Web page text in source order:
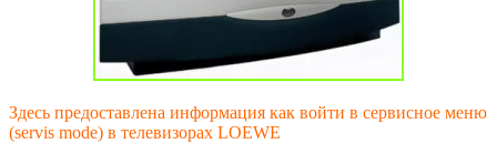
Здесь предоставлена информация как войти в сервисное меню
(servis mode) в телевизорах LOEWE